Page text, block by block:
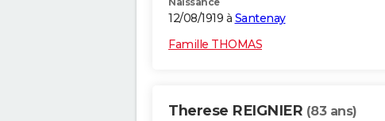
12/08/1919 à Santenay
Famille THOMAS
Therese REIGNIER (83 ans)